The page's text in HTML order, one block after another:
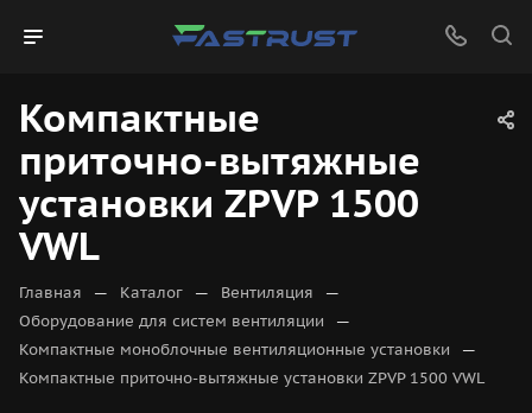
Компактные
приточно-вытяжные
установки ZPVP 1500
VWL
Главная — Каталог — Вентиляция —
Оборудование для систем вентиляции —
Компактные моноблочные вентиляционные установки —
Компактные приточно-вытяжные установки ZPVP 1500 VWL